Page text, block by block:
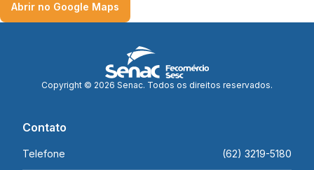
Abrir no Google Maps
Contato
Telefone (62) 3219-5180
Copyright © 2026 Senac. Todos os direitos reservados.